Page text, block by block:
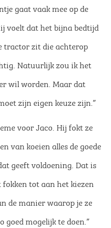
gaat vaak mee op de
voelt dat het bijna bedtijd
tractor zit die achterop
Natuurlijk zou ik het
wil worden. Maar dat
zijn eigen keuze zijn.”
voor Jaco. Hij fokt ze
van koeien alles de goede
geeft voldoening. Dat is
tot aan het kiezen
de manier waarop je ze
goed mogelijk te doen.”